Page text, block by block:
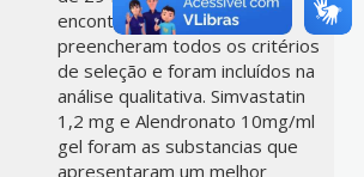
encontrados, mas apenas 6
preencheram todos os critérios
de seleção e foram incluídos na
análise qualitativa. Simvastatin
1,2 mg e Alendronato 10mg/ml
gel foram as substancias que
apresentaram um melhor